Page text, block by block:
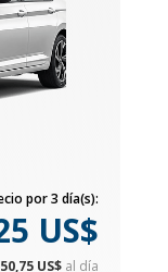
por 3 día(s):
US$
50,75 US$ al día